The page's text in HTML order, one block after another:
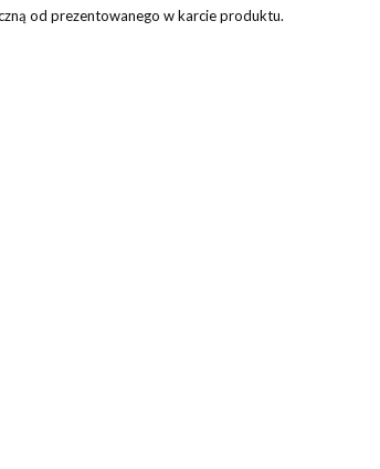
od prezentowanego w karcie produktu.